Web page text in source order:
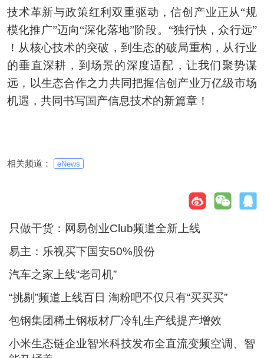
技术革新与政策红利双重驱动，信创产业正从“规
模化推广”迈向“深化落地”阶段。“独行快，众行远”
！从核心技术的突破，到生态的破局重构，从行业
的垂直深耕，到场景的深度适配，让我们聚势谋
远，以生态合作之力共同把握信创产业万亿级市场
机遇，共同书写国产信息技术的新篇章！
相关频道： eNews
只做干货：网易创业Club频道全新上线
易主：乐视买下国安50%股份
汽车之家上线“老司机”
“挑剔”频道上线百日 淘粉吧不仅只有“买买买”
包钢集团稀土钢板材厂冷轧生产线提产增效
小米生态链企业智米科技发布全直流变频空调、智